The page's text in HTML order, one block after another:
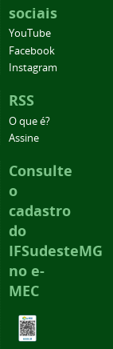
sociais
YouTube
Facebook
Instagram
RSS
O que é?
Assine
Consulte
o
cadastro
do
IFSudesteMG
no e-
MEC